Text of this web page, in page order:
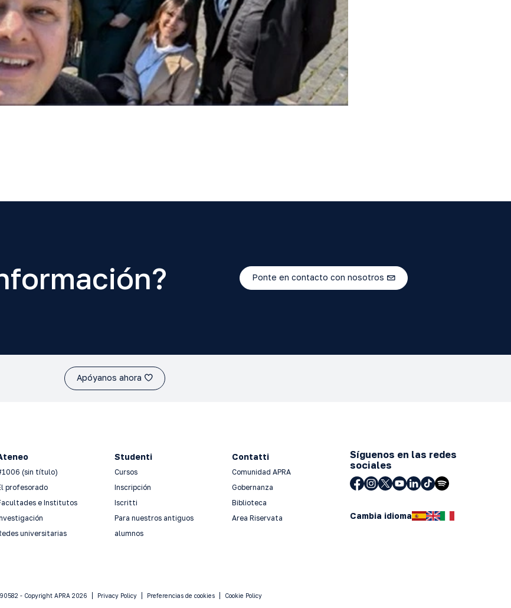
Ponte en contacto con nosotros
Apóyanos ahora
(sin título)
profesorado
e Institutos
universitarias
Studenti
Cursos
Inscripción
Iscritti
Para nuestros antiguos
alumnos
Contatti
Comunidad APRA
Gobernanza
Biblioteca
Area Riservata
Síguenos en las redes
sociales
Cambia idioma
- Copyright APRA 2026 Privacy Policy Preferencias de cookies Cookie Policy